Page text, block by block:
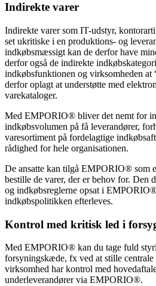
Indirekte varer
Indirekte varer som IT-udstyr,
set ukritiske i en produktions- og
indkøbsmæssigt kan de derfor have
derfor også de indirekte
indkøbsfunktionen og virksomheden at
derfor oplagt at understøtte med
varekataloger.
Med EMPORIO® bliver det nemt for
indkøbsvolumen på få leverandører,
varesortiment på fordelagtige
rådighed for hele organisationen.
De ansatte kan tilgå EMPORIO® som
bestille de varer, der er behov for. Den
og indkøbsreglerne opsat i
indkøbspolitikken efterleves.
Kontrol med kritisk led i
Med EMPORIO® kan du tage fuld
forsyningskæde, fx ved at stille
virksomhed har kontrol med
underleverandører via EMPORIO®.